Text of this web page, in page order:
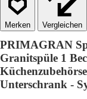
Vergleichen
PRIMAGRAN
Granitspüle 1
Unterschrank -